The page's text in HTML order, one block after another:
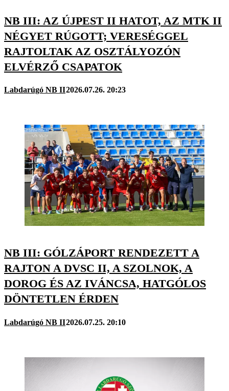
NB III: AZ ÚJPEST II HATOT, AZ MTK II
NÉGYET RÚGOTT; VERESÉGGEL
RAJTOLTAK AZ OSZTÁLYOZÓN
ELVÉRZŐ CSAPATOK
Labdarúgó NB II2026.07.26. 20:23
NB III: GÓLZÁPORT RENDEZETT A
RAJTON A DVSC II, A SZOLNOK, A
DOROG ÉS AZ IVÁNCSA, HATGÓLOS
DÖNTETLEN ÉRDEN
Labdarúgó NB II2026.07.25. 20:10